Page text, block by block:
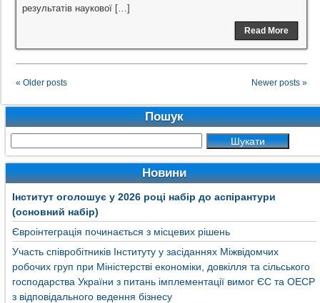
результатів наукової […]
Read More
« Older posts Newer posts »
Пошук
Новини
Інститут оголошує у 2026 році набір до аспірантури
(основний набір)
Євроінтеграція починається з місцевих рішень
Участь співробітників Інституту у засіданнях Міжвідомчих
робочих груп при Міністерстві економіки, довкілля та сільського
господарства України з питань імплементації вимог ЄС та ОЕСР
з відповідального ведення бізнесу